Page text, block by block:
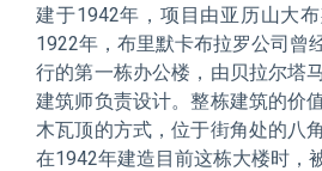
建于1942年，项目由亚历山大
1922年，布里默卡布拉罗公司曾
行的第一栋办公楼，由贝拉尔塔
建筑师负责设计。整栋建筑的价
木瓦顶的方式，位于街角处的八
在1942年建造目前这栋大楼时，